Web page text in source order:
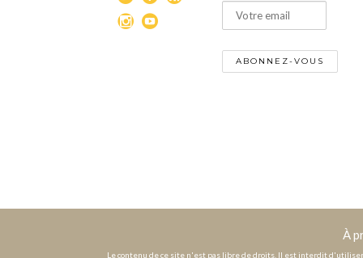
À
Le contenu de ce site n'est pas libre de droits. Il est interdit